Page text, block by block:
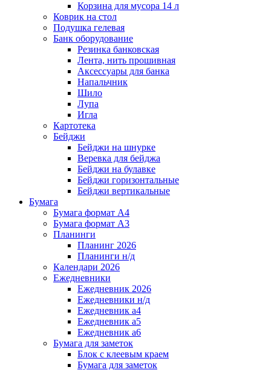
Корзина для мусора 14 л
Коврик на стол
Подушка гелевая
Банк оборудование
Резинка банковская
Лента, нить прошивная
Аксессуары для банка
Напальчник
Шило
Лупа
Игла
Картотека
Бейджи
Бейджи на шнурке
Веревка для бейджа
Бейджи на булавке
Бейджи горизонтальные
Бейджи вертикальные
Бумага
Бумага формат А4
Бумага формат А3
Планинги
Планинг 2026
Планинги н/д
Календари 2026
Ежедневники
Ежедневник 2026
Ежедневники н/д
Ежедневник а4
Ежедневник а5
Ежедневник а6
Бумага для заметок
Блок с клеевым краем
Бумага для заметок